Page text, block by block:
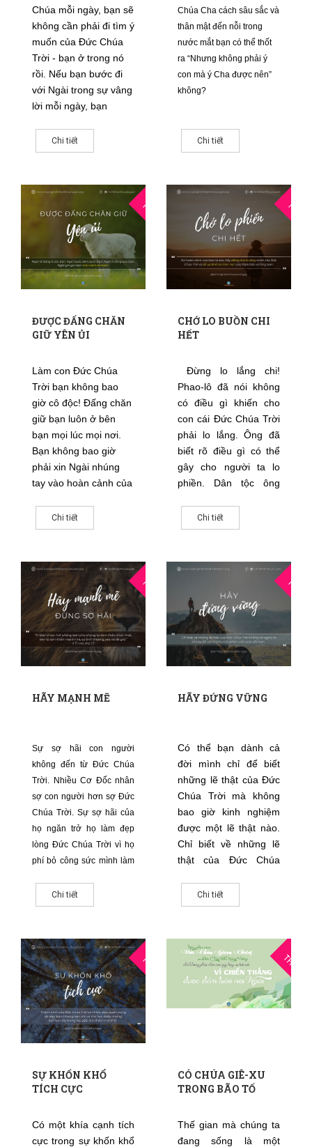
Chúa mỗi ngày, bạn sẽ
không cần phải đi tìm ý
muốn của Đức Chúa
Trời - bạn ở trong nó
rồi. Nếu bạn bước đi
với Ngài trong sự vâng
lời mỗi ngày, bạn
Chi tiết
Chúa Cha cách sâu sắc và
thân mật đến nỗi trong
nước mắt bạn có thể thốt
ra “Nhưng không phải ý
con mà ý Cha được nên”
không?
Chi tiết
THG7
ĐƯỢC ĐẤNG CHĂN
GIỮ YÊN ỦI
Làm con Đức Chúa
Trời bạn không bao
giờ cô độc! Đấng chăn
giữ bạn luôn ở bên
bạn mọi lúc mọi nơi.
Bạn không bao giờ
phải xin Ngài nhúng
tay vào hoàn cảnh của
Chi tiết
THG6
CHỚ LO BUỒN CHI
HẾT
Đừng lo lắng chi!
Phao-lô đã nói không
có điều gì khiến cho
con cái Đức Chúa Trời
phải lo lắng. Ông đã
biết rõ điều gì có thể
gây cho người ta lo
phiền. Dân tộc ông
ngoại quốc và bị cai trị
bởi những lãnh đạo
Chi tiết
THG5
HÃY MẠNH MẼ
Sự sợ hãi con người
không đến từ Đức Chúa
Trời. Nhiều Cơ Đốc nhân
sợ con người hơn sợ Đức
Chúa Trời. Sự sợ hãi của
họ ngăn trở họ làm đẹp
lòng Đức Chúa Trời vì họ
phí bỏ công sức mình làm
khác.Chi tiết
THG5
HÃY ĐỨNG VỮNG
Có thể bạn dành cả
đời mình chỉ để biết
những lẽ thật của Đức
Chúa Trời mà không
bao giờ kinh nghiệm
được một lẽ thật nào.
Chỉ biết về những lẽ
thật của Đức Chúa
chúng đã trở thành
một phần của cuộc đời
câu hỏi quan trọng:
Bạn đang làm gì với
Lời của Đức Chúa
Trời?
Chi tiết
THG5
SỰ KHỐN KHỔ
TÍCH CỰC
Có một khía cạnh tích
cực trong sự khốn khổ
THG10
CÓ CHÚA GIÊ-XU
TRONG BÃO TỐ
Thế gian mà chúng ta
đang sống là một